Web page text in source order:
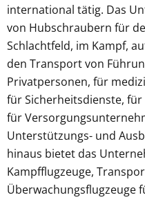
international tätig. Das
von Hubschraubern für
Schlachtfeld, im Kampf,
den Transport von
Privatpersonen, für
für Sicherheitsdienste,
für
Unterstützungs- und
hinaus bietet das
Kampfflugzeuge,
Überwachungsflugzeuge